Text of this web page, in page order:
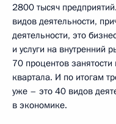
2800 тысяч
видов деятельности,
деятельности, это
и услуги на внутренний
70 процентов
квартала. И по итогам
уже – это 40 видов
в экономике.